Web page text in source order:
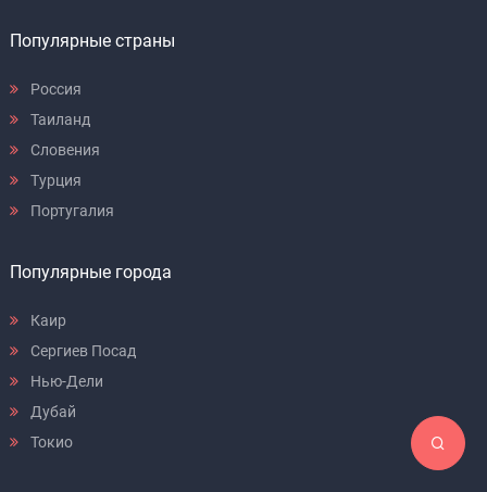
Популярные страны
Россия
Таиланд
Словения
Турция
Португалия
Популярные города
Каир
Сергиев Посад
Нью-Дели
Дубай
Токио